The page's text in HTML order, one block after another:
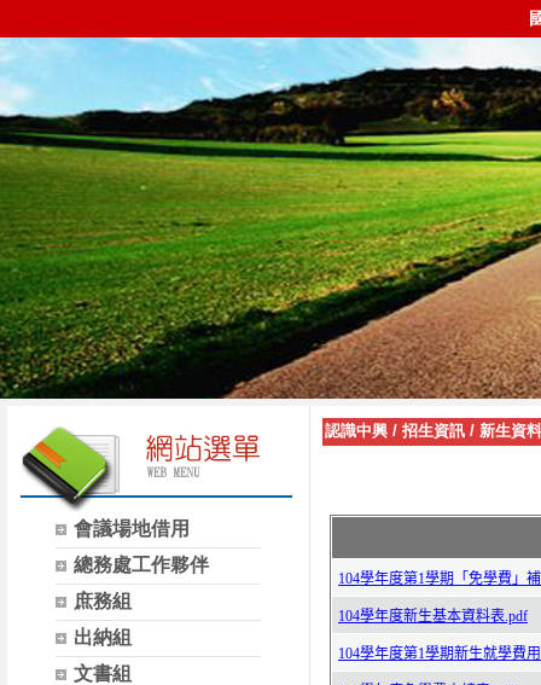
會議場地借用
總務處工作夥伴
庶務組
出納組
文書組
認識中興 / 招生資訊 / 新生資